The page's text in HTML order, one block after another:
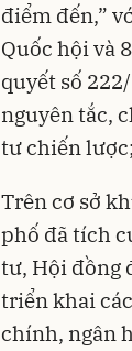
điểm đến,”
Quốc hội và
quyết số
nguyên tắc,
tư chiến
Trên cơ sở
phố đã tích
tư, Hội đồng
triển khai
chính, ngân